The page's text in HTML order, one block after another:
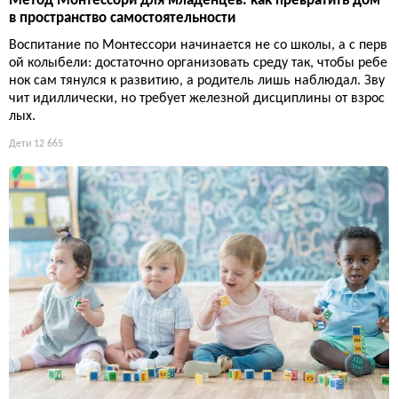
в пространство самостоятельности
Воспитание по Монтессори начинается не со школы, а с перв
ой колыбели: достаточно организовать среду так, чтобы ребе
нок сам тянулся к развитию, а родитель лишь наблюдал. Зву
чит идиллически, но требует железной дисциплины от взрос
лых.
Дети 12 665